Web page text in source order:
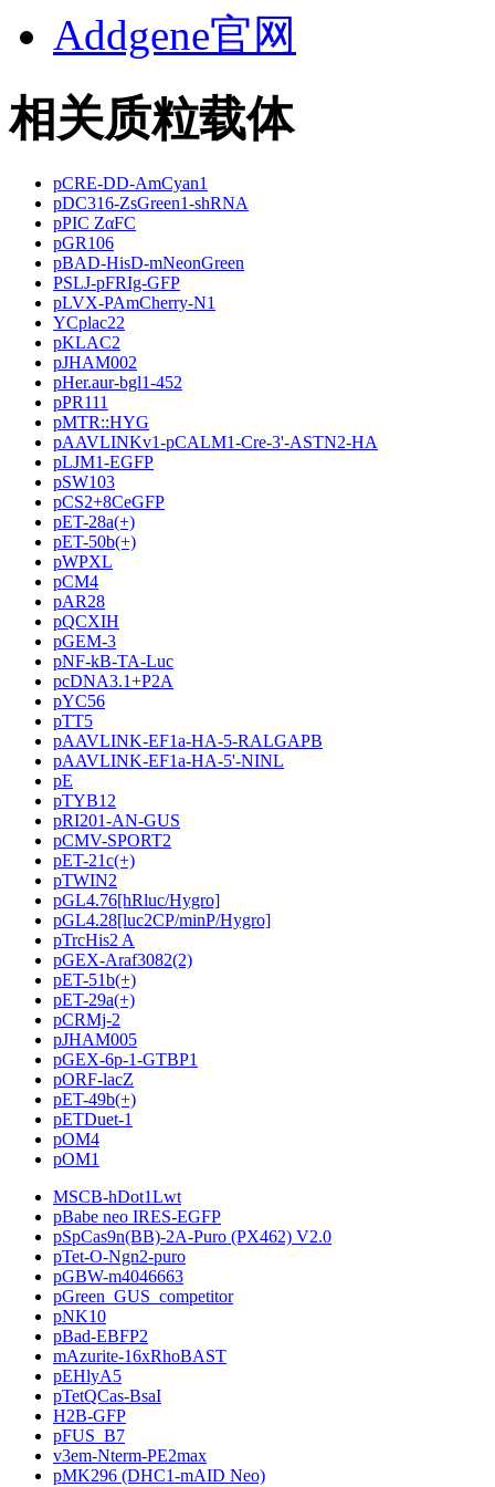
Addgene官网
相关质粒载体
pCRE-DD-AmCyan1
pDC316-ZsGreen1-shRNA
pPIC ZαFC
pGR106
pBAD-HisD-mNeonGreen
PSLJ-pFRIg-GFP
pLVX-PAmCherry-N1
YCplac22
pKLAC2
pJHAM002
pHer.aur-bgl1-452
pPR111
pMTR::HYG
pAAVLINKv1-pCALM1-Cre-3'-ASTN2-HA
pLJM1-EGFP
pSW103
pCS2+8CeGFP
pET-28a(+)
pET-50b(+)
pWPXL
pCM4
pAR28
pQCXIH
pGEM-3
pNF-kB-TA-Luc
pcDNA3.1+P2A
pYC56
pTT5
pAAVLINK-EF1a-HA-5-RALGAPB
pAAVLINK-EF1a-HA-5'-NINL
pE
pTYB12
pRI201-AN-GUS
pCMV-SPORT2
pET-21c(+)
pTWIN2
pGL4.76[hRluc/Hygro]
pGL4.28[luc2CP/minP/Hygro]
pTrcHis2 A
pGEX-Araf3082(2)
pET-51b(+)
pET-29a(+)
pCRMj-2
pJHAM005
pGEX-6p-1-GTBP1
pORF-lacZ
pET-49b(+)
pETDuet-1
pOM4
pOM1
MSCB-hDot1Lwt
pBabe neo IRES-EGFP
pSpCas9n(BB)-2A-Puro (PX462) V2.0
pTet-O-Ngn2-puro
pGBW-m4046663
pGreen_GUS_competitor
pNK10
pBad-EBFP2
mAzurite-16xRhoBAST
pEHlyA5
pTetQCas-BsaI
H2B-GFP
pFUS_B7
v3em-Nterm-PE2max
pMK296 (DHC1-mAID Neo)